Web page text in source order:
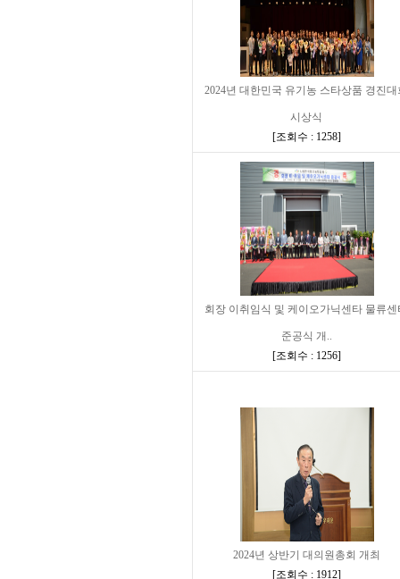
2024년 대한민국 유기농 스타상품 경진대
시상식
[조회수 : 1258]
회장 이취임식 및 케이오가닉센타 물류센
준공식 개..
[조회수 : 1256]
2024년 상반기 대의원총회 개최
[조회수 : 1912]